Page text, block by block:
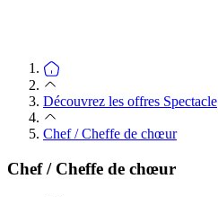
Découvrez les offres Spectacle
Chef / Cheffe de chœur
Chef / Cheffe de chœur